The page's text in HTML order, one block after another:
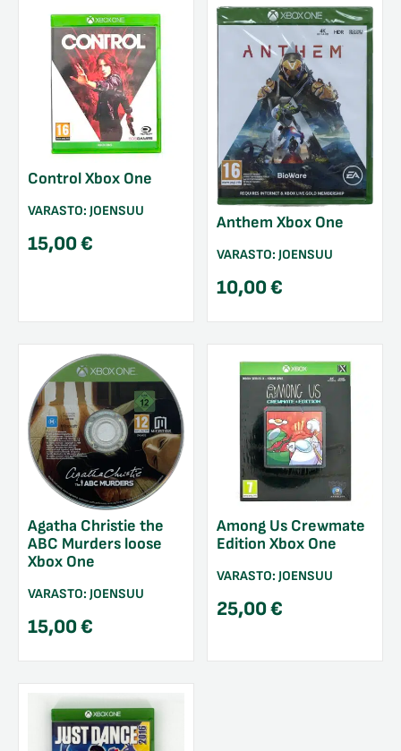
Control Xbox One
VARASTO: JOENSUU
15,00€
Anthem Xbox One
VARASTO: JOENSUU
10,00€
Agatha Christie the
ABC Murders loose
Xbox One
VARASTO: JOENSUU
15,00€
Among Us Crewmate
Edition Xbox One
VARASTO: JOENSUU
25,00€